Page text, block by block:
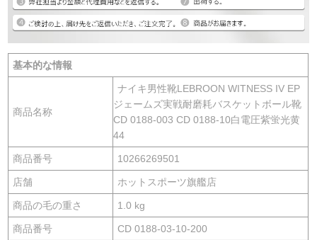
基本的な情報
商品名称
ナイキ男性靴LEBROON WITNESS IV EP
ジェームズ実戦耐磨耗バスケットボール靴
CD 0188-003 CD 0188-10白電圧紫蛍光黄
44
商品番号 10266269501
店舗 ホットスポーツ旗艦店
商品の毛の重さ 1.0 kg
商品番号 CD 0188-03-10-200